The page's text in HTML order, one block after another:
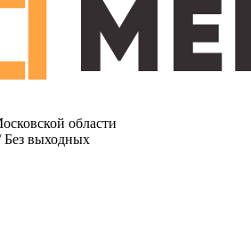
области
Без выходных